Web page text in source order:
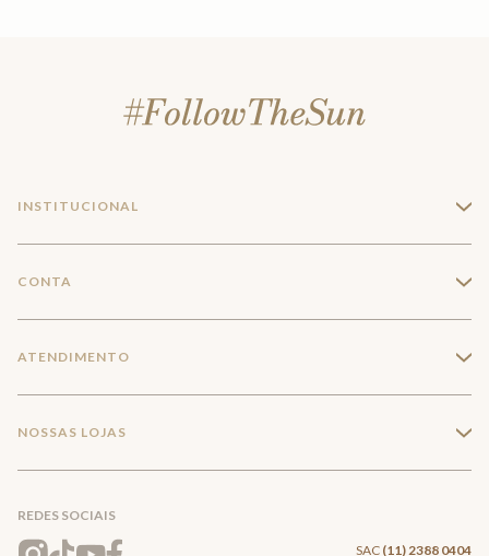
INSTITUCIONAL +
Trabalhe conosco
Mapa do Site
CONTA +
Meus pedidos
Wishlist
ATENDIMENTO +
Entrega e Frete
NOSSAS LOJAS +
REDES SOCIAIS
SAC (11) 2388 0404